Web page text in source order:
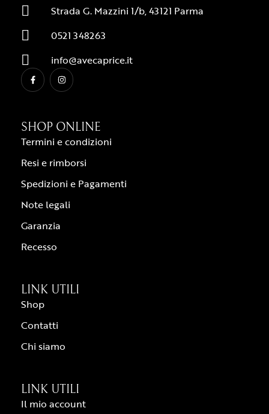
Strada G. Mazzini 1/b, 43121 Parma
0521 348263
info@avecaprice.it
SHOP ONLINE
Termini e condizioni
Resi e rimborsi
Spedizioni e Pagamenti
Note legali
Garanzia
Recesso
LINK UTILI
Shop
Contatti
Chi siamo
LINK UTILI
Il mio account